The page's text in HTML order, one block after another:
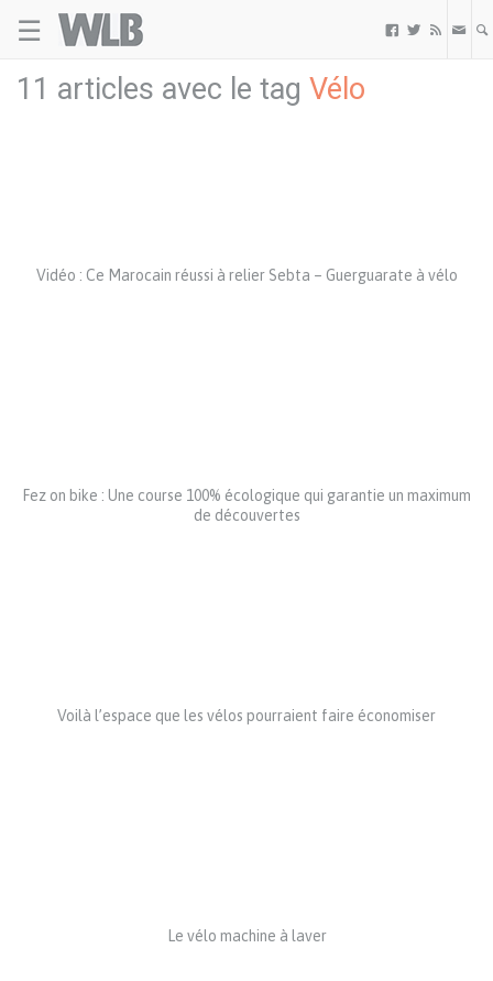
☰   
11 articles avec le tag Vélo
Vidéo : Ce Marocain réussi à relier Sebta – Guerguarate à vélo
Fez on bike : Une course 100% écologique qui garantie un maximum
de découvertes
Voilà l’espace que les vélos pourraient faire économiser
Le vélo machine à laver